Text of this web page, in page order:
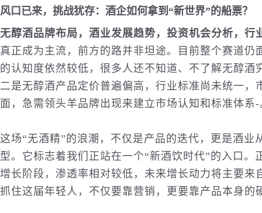
风口已来，挑战犹存：酒企如何拿到“新世界”的船票？
无醇酒品牌布局，酒业发展趋势，投资机会分析，行
真正成为主流，前方的路并非坦途。目前整个赛道
的认知度依然较低，很多人还不知道、不了解无醇
二是无醇酒产品定价普遍偏高，行业标准尚未统一，
面，急需领头羊品牌出现来建立市场认知和标准体系-
这场“无酒精”的浪潮，不仅是产品的迭代，更是酒业
型。它标志着我们正站在一个“新酒饮时代”的入口
增长阶段，渗透率相对较低，未来增长动力将主要来
抓住这届年轻人，不仅要靠营销，更要靠产品本身的